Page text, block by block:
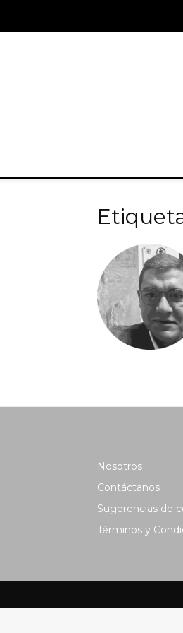
Nosotros
Contáctanos
Sugerencias de
Términos y